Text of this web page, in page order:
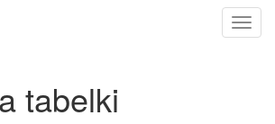
tabelki